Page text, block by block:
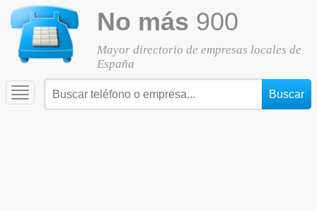
No más 900
Mayor directorio de empresas locales de
España
Toggle
navigation